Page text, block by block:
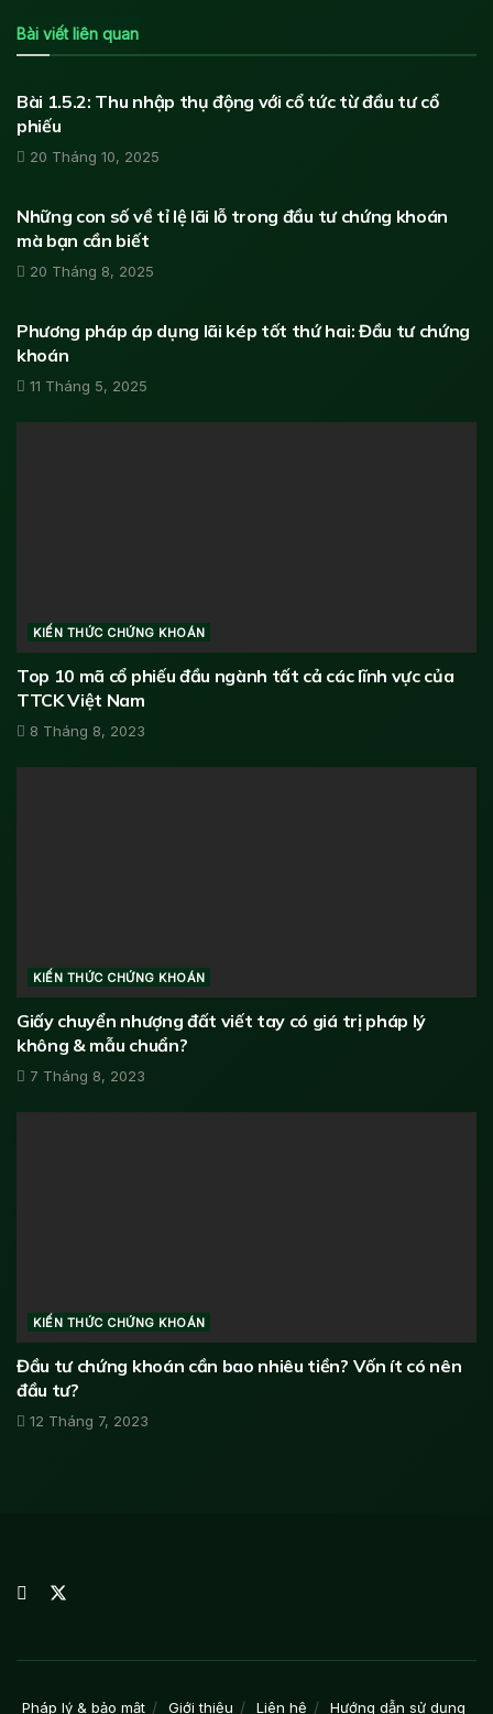
Bài viết liên quan
HỌC ĐẦU TƯ CHỨNG KHOÁN
Bài 1.5.2: Thu nhập thụ động với cổ tức từ đầu tư cổ
phiếu
20 Tháng 10, 2025
Những con số về tỉ lệ lãi lỗ trong đầu tư chứng khoán
mà bạn cần biết
20 Tháng 8, 2025
Phương pháp áp dụng lãi kép tốt thứ hai: Đầu tư chứng
khoán
11 Tháng 5, 2025
KIẾN THỨC CHỨNG KHOÁN
Top 10 mã cổ phiếu đầu ngành tất cả các lĩnh vực của
TTCK Việt Nam
8 Tháng 8, 2023
KIẾN THỨC CHỨNG KHOÁN
Giấy chuyển nhượng đất viết tay có giá trị pháp lý
không & mẫu chuẩn?
7 Tháng 8, 2023
KIẾN THỨC CHỨNG KHOÁN
Đầu tư chứng khoán cần bao nhiêu tiền? Vốn ít có nên
đầu tư?
12 Tháng 7, 2023
Pháp lý & bảo mật Giới thiệu Liên hệ Hướng dẫn sử dụng